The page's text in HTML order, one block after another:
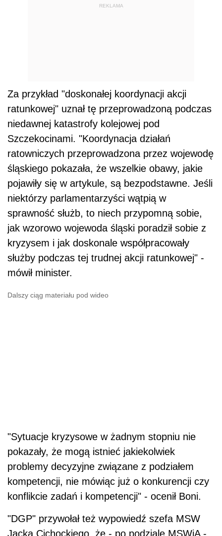
REKLAMA
Za przykład "doskonałej koordynacji akcji
ratunkowej" uznał tę przeprowadzoną podczas
niedawnej katastrofy kolejowej pod
Szczekocinami. "Koordynacja działań
ratowniczych przeprowadzona przez wojewodę
śląskiego pokazała, że wszelkie obawy, jakie
pojawiły się w artykule, są bezpodstawne. Jeśli
niektórzy parlamentarzyści wątpią w
sprawność służb, to niech przypomną sobie,
jak wzorowo wojewoda śląski poradził sobie z
kryzysem i jak doskonale współpracowały
służby podczas tej trudnej akcji ratunkowej" -
mówił minister.
Dalszy ciąg materiału pod wideo
"Sytuacje kryzysowe w żadnym stopniu nie
pokazały, że mogą istnieć jakiekolwiek
problemy decyzyjne związane z podziałem
kompetencji, nie mówiąc już o konkurencji czy
konflikcie zadań i kompetencji" - ocenił Boni.
"DGP" przywołał też wypowiedź szefa MSW
Jacka Cichockiego, że - po podziale MSWiA -